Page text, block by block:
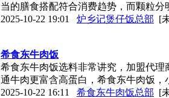
当的膳食搭配符合消费趋势，而颗粒分
2025-10-22 19:01
炉乡记煲仔饭总部 [
希食东牛肉饭
希食东牛肉饭选料非常讲究，加盟代
通牛肉更富含高蛋白，希食东牛肉饭，
2025-10-22 16:11
希食东牛肉饭总部 [